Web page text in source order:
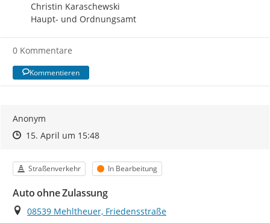
Christin Karaschewski
Haupt- und Ordnungsamt
0 Kommentare
Kommentieren
Anonym
Zeitpunkt des Erstellens
Zeitpunkt des Erstellens
15. April um 15:48Zur Äußerung
Kategorie
Straßenverkehr Status
In Bearbeitung
Auto ohne Zulassung
Ort
08539 Mehltheuer, Friedensstraße